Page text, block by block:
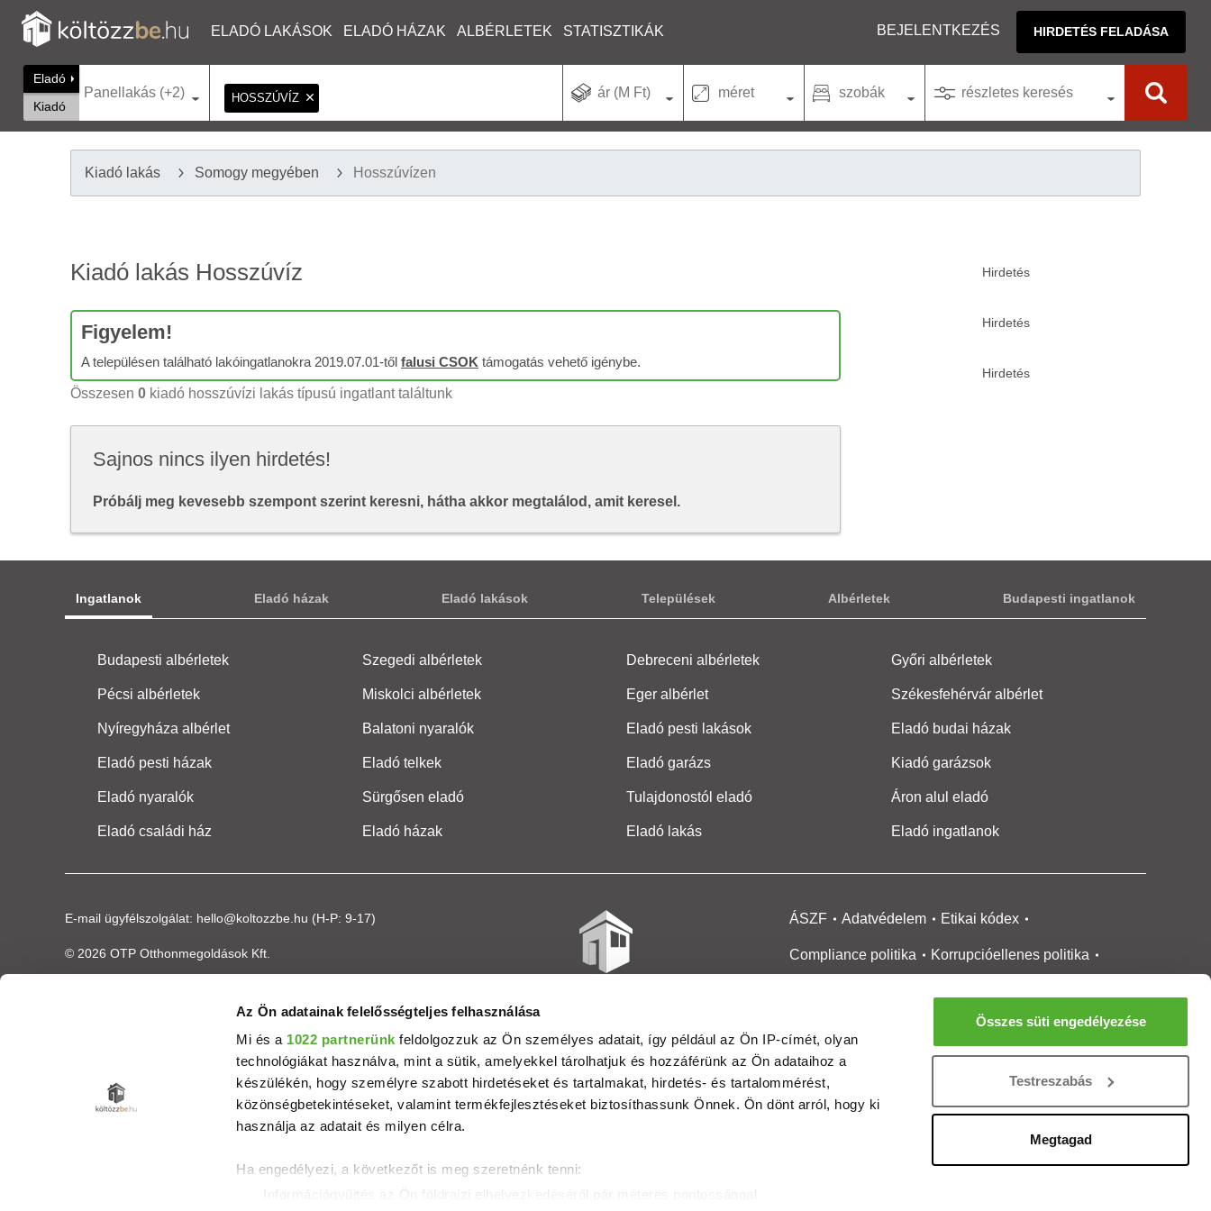
Az Ön adatainak felelősségteljes felhasználása
Mi és a 1022 partnerünk feldolgozzuk az Ön személyes adatait, így például az Ön IP-címét, olyan
technológiákat használva, mint a sütik, amelyekkel tárolhatjuk és hozzáférünk az Ön adataihoz a
készülékén, hogy személyre szabott hirdetéseket és tartalmakat, hirdetés- és tartalommérést,
közönségbetekintéseket, valamint termékfejlesztéseket biztosíthassunk Önnek. Ön dönt arról, hogy ki
használja az adatait és milyen célra.
Ha engedélyezi, a következőt is meg szeretnénk tenni:
Összes süti engedélyezése
Testreszabás
Megtagad
ELADÓ LAKÁSOK ELADÓ HÁZAK ALBÉRLETEK STATISZTIKÁK BEJELENTKEZÉS HIRDETÉS FELADÁSA
Eladó
Kiadó
Panellakás (+2) HOSSZÚVÍZ ár (M Ft) méret szobák részletes keresés
Kiadó lakás Somogy megyében Hosszúvízen
Kiadó lakás Hosszúvíz
Figyelem!
A településen található lakóingatlanokra 2019.07.01-től falusi CSOK támogatás vehető igénybe.
Összesen 0 kiadó hosszúvízi lakás típusú ingatlant találtunk
Sajnos nincs ilyen hirdetés!
Próbálj meg kevesebb szempont szerint keresni, hátha akkor megtalálod, amit keresel.
Ingatlanok Eladó házak Eladó lakások Települések Albérletek Budapesti ingatlanok
Budapesti albérletek Szegedi albérletek Debreceni albérletek Győri albérletek
Pécsi albérletek Miskolci albérletek Eger albérlet Székesfehérvár albérlet
Nyíregyháza albérlet Balatoni nyaralók Eladó pesti lakások Eladó budai házak
Eladó pesti házak Eladó telkek Eladó garázs Kiadó garázsok
Eladó nyaralók Sürgősen eladó Tulajdonostól eladó Áron alul eladó
Eladó családi ház Eladó házak Eladó lakás Eladó ingatlanok
E-mail ügyfélszolgálat: hello@koltozzbe.hu (H-P: 9-17)
© 2026 OTP Otthonmegoldások Kft.
ÁSZF Adatvédelem Etikai kódex
Compliance politika Korrupcióellenes politika
Médiaajánlat
Ingatlanközvetítőknek
Magánszemélyeknek
Új építésű lakások
Tartalommoderálási jelentés